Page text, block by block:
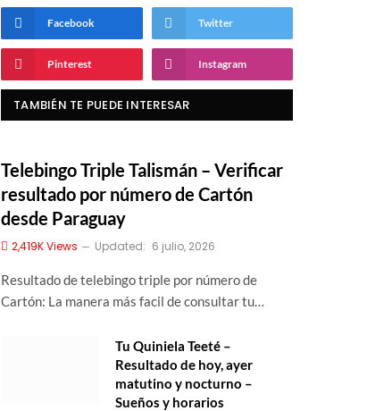
Facebook Twitter
Pinterest Instagram
TAMBIÉN TE PUEDE INTERESAR
Telebingo Triple Talismán – Verificar
resultado por número de Cartón
desde Paraguay
2,419KViews Updated: 6 julio, 2026
Resultado de telebingo triple por número de
Cartón: La manera más facil de consultar tu…
Tu Quiniela Teeté –
Resultado de hoy, ayer
matutino y nocturno –
Sueños y horarios